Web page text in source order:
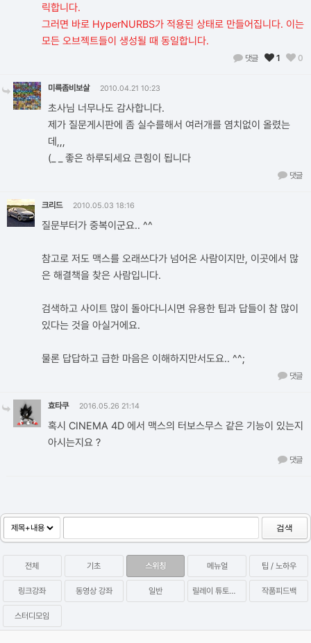
릭합니다.
그러면 바로 HyperNURBS가 적용된 상태로 만들어집니다. 이는
모든 오브젝트들이 생성될 때 동일합니다.
댓글 1 0
미륵좀비보살 2010.04.21 10:23
초사님 너무나도 감사합니다.
제가 질문게시판에 좀 실수를해서 여러개를 염치없이 올렸는
데,,,
(_ _ 좋은 하루되세요 큰힘이 됩니다
댓글
크리드 2010.05.03 18:16
질문부터가 중복이군요.. ^^
참고로 저도 맥스를 오래쓰다가 넘어온 사람이지만, 이곳에서 많
은 해결책을 찾은 사람입니다.
검색하고 사이트 많이 돌아다니시면 유용한 팁과 답들이 참 많이
있다는 것을 아실거에요.
물론 답답하고 급한 마음은 이해하지만서도요.. ^^;
댓글
효타쿠 2016.05.26 21:14
혹시 CINEMA 4D 에서 맥스의 터보스무스 같은 기능이 있는지
아시는지요 ?
댓글
검색
전체 기초 스위칭 메뉴얼 팁 / 노하우
링크강좌 동영상 강좌 일반 릴레이 튜토리얼 작품피드백
스터디모임